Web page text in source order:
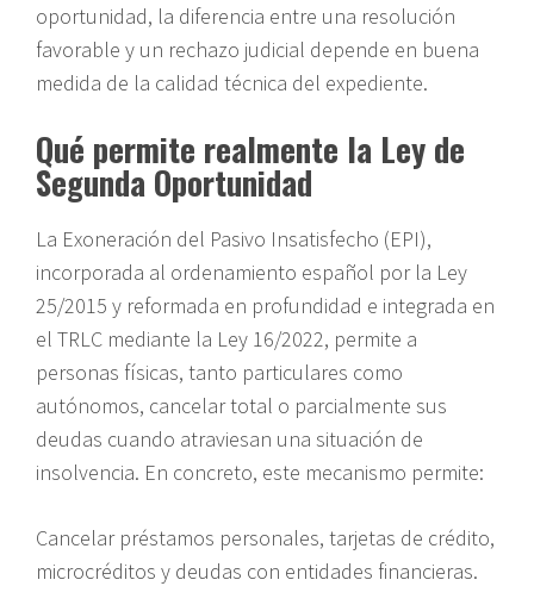
oportunidad, la diferencia entre una resolución
favorable y un rechazo judicial depende en buena
medida de la calidad técnica del expediente.
Qué permite realmente la Ley de
Segunda Oportunidad
La Exoneración del Pasivo Insatisfecho (EPI),
incorporada al ordenamiento español por la Ley
25/2015 y reformada en profundidad e integrada en
el TRLC mediante la Ley 16/2022, permite a
personas físicas, tanto particulares como
autónomos, cancelar total o parcialmente sus
deudas cuando atraviesan una situación de
insolvencia. En concreto, este mecanismo permite:
Cancelar préstamos personales, tarjetas de crédito,
microcréditos y deudas con entidades financieras.